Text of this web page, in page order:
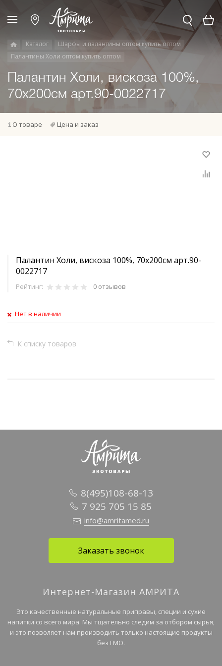
Каталог
Шарфы и палантины оптом купить оптом
Палантины Холи оптом купить оптом
Палантин Холи, вискоза 100%,
70х200см арт.90-0022717
О товаре Цена и заказ
Палантин Холи, вискоза 100%, 70х200см арт.90-
0022717
Рейтинг: 0 отзывов
Нет в наличии
К списку товаров
8(495)108-68-13
7 925 705 15 85
info@amritamed.ru
Заказать звонок
Интернет-Магазин АМРИТА
Это качественные натуральные приправы, специи и сухие
напитки со всего мира. Мы тщательно следим за отбором сырья,
и это позволяет нам производить только настоящие продукты
без ГМО.